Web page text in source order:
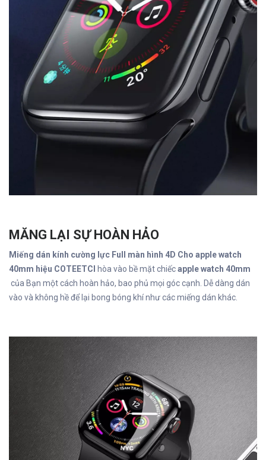
MĂNG LẠI SỰ HOÀN HẢO
Miếng dán kính cường lực Full màn hình 4D Cho apple watch
40mm hiệu COTEETCI hòa vào bề mặt chiếcapple watch 40mm
của Bạn một cách hoàn hảo, bao phủ mọi góc cạnh. Dễ dàng dán
vào và không hề để lại bong bóng khí như các miếng dán khác.